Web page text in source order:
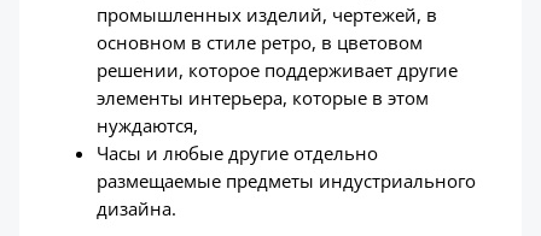
промышленных изделий, чертежей, в
основном в стиле ретро, в цветовом
решении, которое поддерживает другие
элементы интерьера, которые в этом
нуждаются,
Часы и любые другие отдельно
размещаемые предметы индустриального
дизайна.